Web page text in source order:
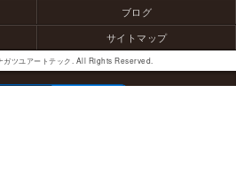
ブログ
サイトマップ
ツユアートテック. All Rights Reserved.